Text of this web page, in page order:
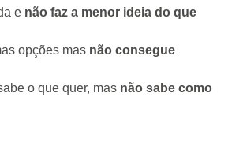
e não faz a menor ideia do que
opções mas não consegue
o que quer, mas não sabe como